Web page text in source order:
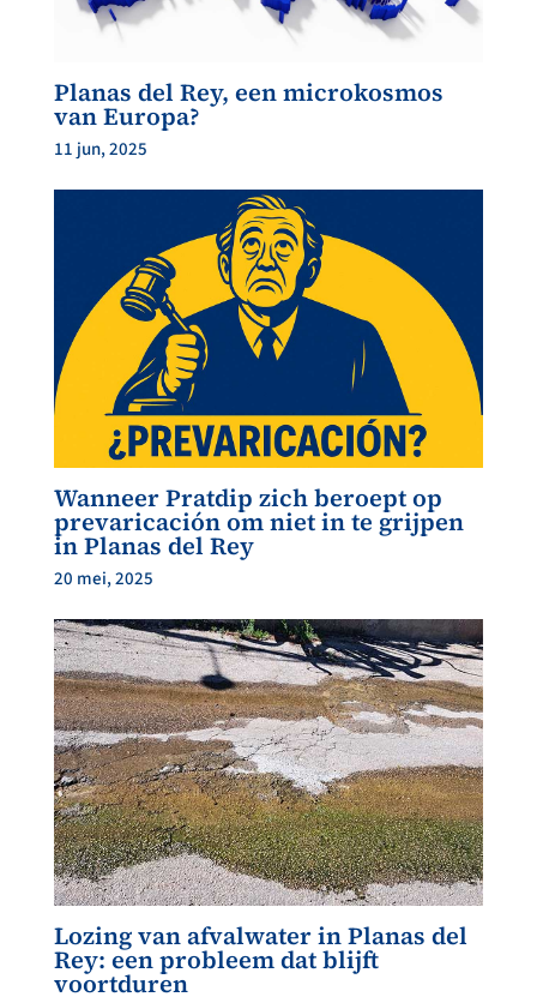
Planas del Rey, een microkosmos
van Europa?
11 jun, 2025
Wanneer Pratdip zich beroept op
prevaricación om niet in te grijpen
in Planas del Rey
20 mei, 2025
Lozing van afvalwater in Planas del
Rey: een probleem dat blijft
voortduren